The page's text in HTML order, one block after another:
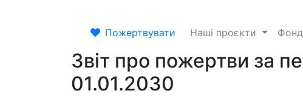
Пожертвувати Наші проєкти Фонд
Звіт про пожертви за
01.01.2030